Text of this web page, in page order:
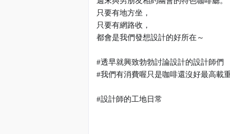
只要有地方坐，
只要有網路收，
都會是我們發想設計的好所在～
#透早就興致勃勃討論設計的設計師們
#我們有消費喔只是咖啡還沒好最高載
#設計師的工地日常